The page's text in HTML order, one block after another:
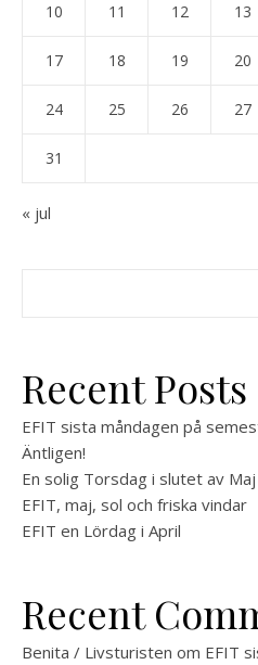
10 11 12 13
17 18 19 20
24 25 26 27
31
« jul
Recent Posts
EFIT sista måndagen på
Äntligen!
En solig Torsdag i slutet av Maj
EFIT, maj, sol och friska vindar
EFIT en Lördag i April
Recent
Benita / Livsturisten om EFIT